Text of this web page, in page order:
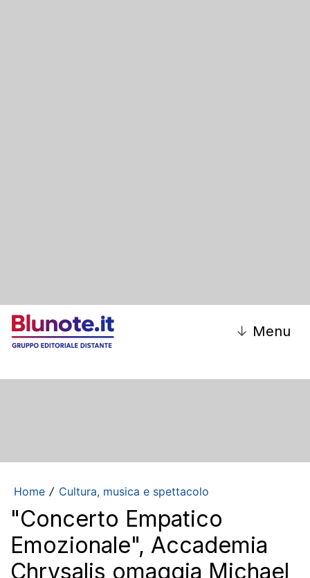
↓ Menu
Home / Cultura, musica e spettacolo
"Concerto Empatico
Emozionale", Accademia
Chrysalis omaggia Michael